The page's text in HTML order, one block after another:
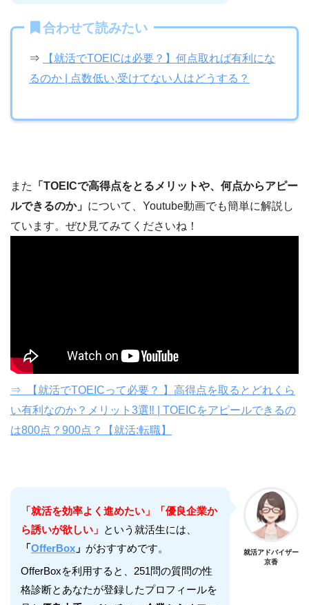
合わせて読みたい
⇒
【就活でTOEICは必要？】何点取れば有利にな
るのか | 点数低い,受けてない人はどうする？
また
「TOEICで高得点をとるメリットや、何点からアピー
ルできるのか」 について、Youtube動画でも簡単に解説し
ています。ぜひ見てみてくださいね！
⇒ 【就活でTOEICって必要？ 】高得点を取るとどれくら
い有利なのか？メリット3選‼︎ | TOEICをアピールできるの
は800点？900点？【就活:転職】
「就活を効率よく進めたい」「優良企業か
ら誘いが欲しい」 という就活生には、
「OfferBox 」 がおすすめです。
OfferBoxを利用すると、251問の質問の性
格診断とあなたが登録したプロフィールを
就活アドバイザー
京香